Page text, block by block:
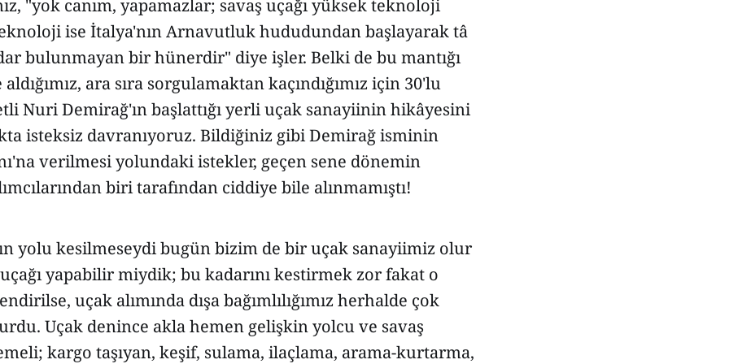
"yok canım, yapamazlar; savaş uçağı yüksek teknoloji
ise İtalya'nın Arnavutluk hududundan başlayarak tâ
bulunmayan bir hünerdir" diye işler. Belki de bu mantığı
ara sıra sorgulamaktan kaçındığımız için 30'lu
Nuri Demirağ'ın başlattığı yerli uçak sanayiinin hikâyesini
isteksiz davranıyoruz. Bildiğiniz gibi Demirağ isminin
verilmesi yolundaki istekler, geçen sene dönemin
biri tarafından ciddiye bile alınmamıştı!
yolu kesilmeseydi bugün bizim de bir uçak sanayiimiz olur
yapabilir miydik; bu kadarını kestirmek zor fakat o
uçak alımında dışa bağımlılığımız herhalde çok
Uçak denince akla hemen gelişkin yolcu ve savaş
kargo taşıyan, keşif, sulama, ilaçlama, arama-kurtarma,